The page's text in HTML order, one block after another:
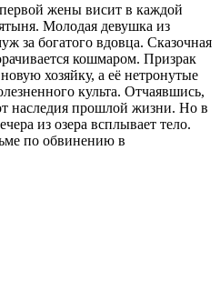
жены висит в каждой
Молодая девушка из
за богатого вдовца. Сказочная
кошмаром. Призрак
хозяйку, а её нетронутые
культа. Отчаявшись,
наследия прошлой жизни. Но в
из озера всплывает тело.
по обвинению в